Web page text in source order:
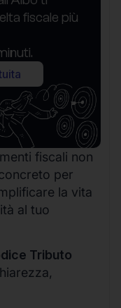
fiscale più
fiscali non
per
la vita
al tuo
Tributo